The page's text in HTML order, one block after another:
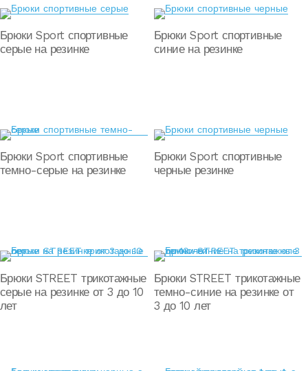
Брюки Sport спортивные
серые на резинке
Брюки Sport спортивные
синие на резинке
Брюки Sport спортивные
темно-серые на резинке
Брюки Sport спортивные
черные резинке
Брюки STREET трикотажные
серые на резинке от 3 до 10
лет
Брюки STREET трикотажные
темно-синие на резинке от
3 до 10 лет